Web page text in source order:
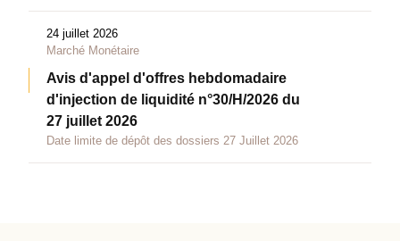
24 juillet 2026
Marché Monétaire
Avis d'appel d'offres hebdomadaire
d'injection de liquidité n°30/H/2026 du
27 juillet 2026
Date limite de dépôt des dossiers 27 Juillet 2026